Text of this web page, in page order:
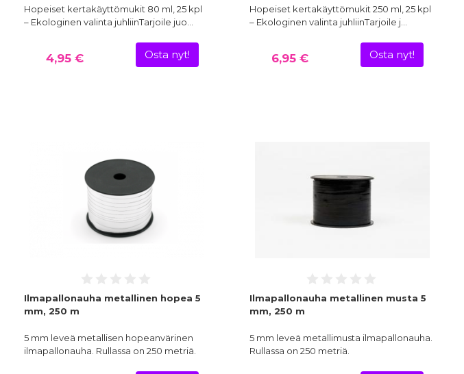
Hopeiset kertakäyttömukit 80 ml, 25 kpl
– Ekologinen valinta juhliinTarjoile juo…
4,95 € Osta nyt!
Hopeiset kertakäyttömukit 250 ml, 25 kpl
– Ekologinen valinta juhliinTarjoile j…
6,95 € Osta nyt!
Ilmapallonauha metallinen hopea 5
mm, 250 m
5 mm leveä metallisen hopeanvärinen
ilmapallonauha. Rullassa on 250 metriä.
Ilmapallonauha metallinen musta 5
mm, 250 m
5 mm leveä metallimusta ilmapallonauha.
Rullassa on 250 metriä.